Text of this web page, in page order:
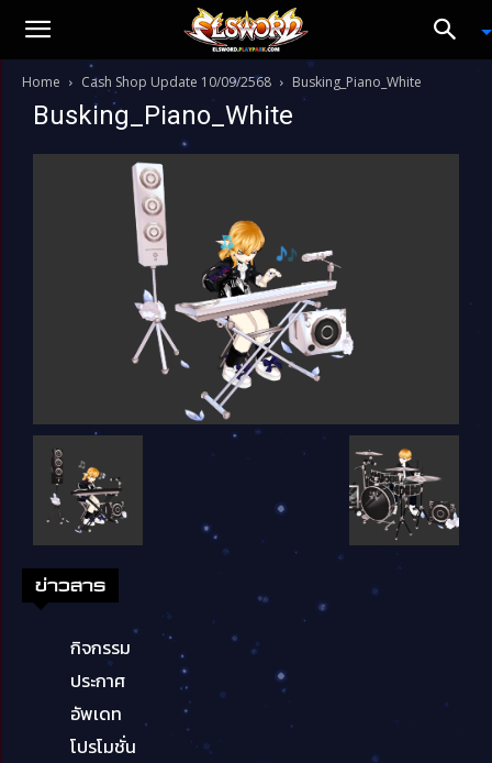
Home Cash Shop Update 10/09/2568 Busking_Piano_White
Busking_Piano_White
ข่าวสาร
กิจกรรม
ประกาศ
อัพเดท
โปรโมชั่น